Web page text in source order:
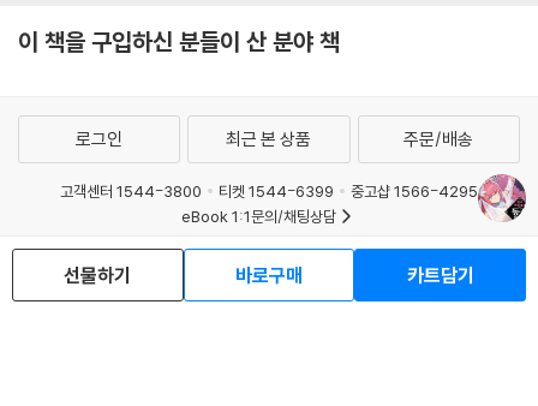
이 책을 구입하신 분들이 산 분야 책
선물하기 바로구매 카트담기
로그인 최근 본 상품 주문/배송
고객센터 1544-3800 티켓 1544-6399
중고샵 1566-4295
eBook 1:1문의/채팅상담
예스이십사(주) 사업자 정보
이용약관
개인정보처리방침
청소년보호정책